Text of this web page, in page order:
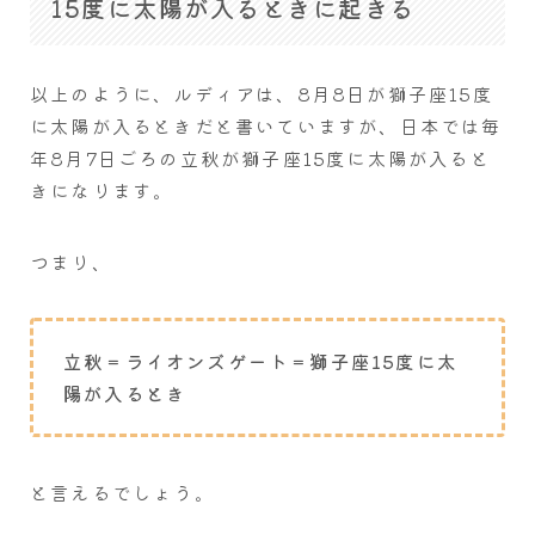
15度に太陽が入るときに起きる
以上のように、ルディアは、8月8日が獅子座15度
に太陽が入るときだと書いていますが、日本では毎
年8月7日ごろの立秋が獅子座15度に太陽が入ると
きになります。
つまり、
立秋＝ライオンズゲート＝獅子座15度に太
陽が入るとき
と言えるでしょう。